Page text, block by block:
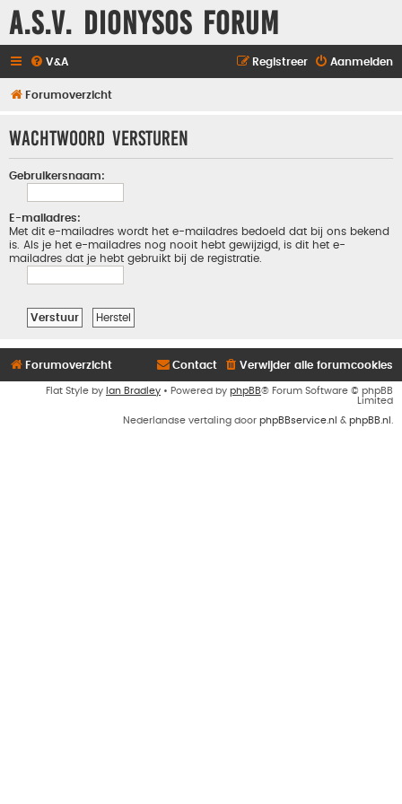
A.S.V. Dionysos Forum
V&A Aanmelden
Registreer
Forumoverzicht
Wachtwoord versturen
Gebruikersnaam:
E-mailadres:
Met dit e-mailadres wordt het e-mailadres bedoeld dat bij ons bekend
is. Als je het e-mailadres nog nooit hebt gewijzigd, is dit het e-
mailadres dat je hebt gebruikt bij de registratie.
Forumoverzicht Verwijder alle forumcookies
Contact
Flat Style by Ian Bradley • Powered by phpBB® Forum Software © phpBB
Limited
Nederlandse vertaling door phpBBservice.nl & phpBB.nl .